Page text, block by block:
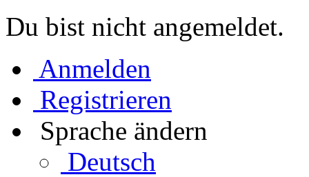
Du bist nicht angemeldet.
Anmelden
Registrieren
Sprache ändern
Deutsch